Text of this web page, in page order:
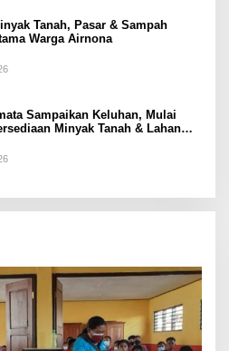
Tanah, Pasar & Sampah
Warga Airnona
Sampaikan Keluhan, Mulai
Minyak Tanah & Lahan